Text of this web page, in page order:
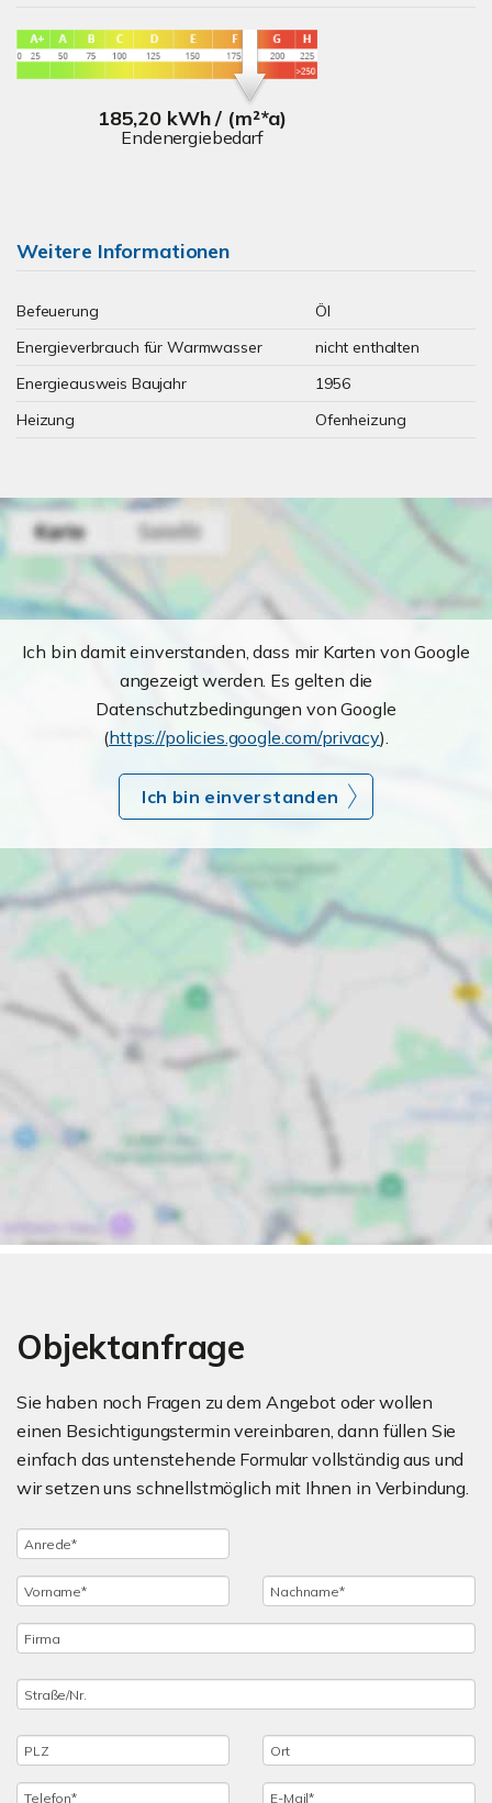
185,20 kWh / (m²*a)
Endenergiebedarf
Weitere Informationen
Befeuerung
Öl
Energieverbrauch für Warmwasser
nicht enthalten
Energieausweis Baujahr
1956
Heizung
Ofenheizung
Ich bin damit einverstanden, dass mir Karten von Google
angezeigt werden. Es gelten die
Datenschutzbedingungen von Google
(https://policies.google.com/privacy).
Ich bin einverstanden
Objektanfrage
Sie haben noch Fragen zu dem Angebot oder wollen
einen Besichtigungstermin vereinbaren, dann füllen Sie
einfach das untenstehende Formular vollständig aus und
wir setzen uns schnellstmöglich mit Ihnen in Verbindung.